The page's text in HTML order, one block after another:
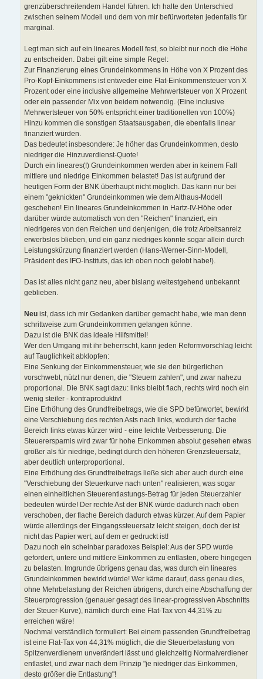
grenzüberschreitendem Handel führen. Ich halte den Unterschied
zwischen seinem Modell und dem von mir befürworteten jedenfalls für
marginal.
Legt man sich auf ein lineares Modell fest, so bleibt nur noch die Höhe
zu entscheiden. Dabei gilt eine simple Regel:
Zur Finanzierung eines Grundeinkommens in Höhe von X Prozent des
Pro-Kopf-Einkommens ist entweder eine Flat-Einkommensteuer von X
Prozent oder eine inclusive allgemeine Mehrwertsteuer von X Prozent
oder ein passender Mix von beidem notwendig. (Eine inclusive
Mehrwertsteuer von 50% entspricht einer traditionellen von 100%)
Hinzu kommen die sonstigen Staatsausgaben, die ebenfalls linear
finanziert würden.
Das bedeutet insbesondere: Je höher das Grundeinkommen, desto
niedriger die Hinzuverdienst-Quote!
Durch ein lineares(!) Grundeinkommen werden aber in keinem Fall
mittlere und niedrige Einkommen belastet! Das ist aufgrund der
heutigen Form der BNK überhaupt nicht möglich. Das kann nur bei
einem "geknickten" Grundeinkommen wie dem Althaus-Modell
geschehen! Ein lineares Grundeinkommen in Hartz-IV-Höhe oder
darüber würde automatisch von den "Reichen" finanziert, ein
niedrigeres von den Reichen und denjenigen, die trotz Arbeitsanreiz
erwerbslos blieben, und ein ganz niedriges könnte sogar allein durch
Leistungskürzung finanziert werden (Hans-Werner-Sinn-Modell,
Präsident des IFO-Instituts, das ich oben noch gelobt habe!).
Das ist alles nicht ganz neu, aber bislang weitestgehend unbekannt
geblieben.
Neu ist, dass ich mir Gedanken darüber gemacht habe, wie man denn
schrittweise zum Grundeinkommen gelangen könne.
Dazu ist die BNK das ideale Hilfsmittel!
Wer den Umgang mit ihr beherrscht, kann jeden Reformvorschlag leicht
auf Tauglichkeit abklopfen:
Eine Senkung der Einkommensteuer, wie sie den bürgerlichen
vorschwebt, nützt nur denen, die "Steuern zahlen", und zwar nahezu
proportional. Die BNK sagt dazu: links bleibt flach, rechts wird noch ein
wenig steiler - kontraproduktiv!
Eine Erhöhung des Grundfreibetrags, wie die SPD befürwortet, bewirkt
eine Verschiebung des rechten Asts nach links, wodurch der flache
Bereich links etwas kürzer wird - eine leichte Verbesserung. Die
Steuerersparnis wird zwar für hohe Einkommen absolut gesehen etwas
größer als für niedrige, bedingt durch den höheren Grenzsteuersatz,
aber deutlich unterproportional.
Eine Erhöhung des Grundfreibetrags ließe sich aber auch durch eine
"Verschiebung der Steuerkurve nach unten" realisieren, was sogar
einen einheitlichen Steuerentlastungs-Betrag für jeden Steuerzahler
bedeuten würde! Der rechte Ast der BNK würde dadurch nach oben
verschoben, der flache Bereich dadurch etwas kürzer. Auf dem Papier
würde allerdings der Eingangssteuersatz leicht steigen, doch der ist
nicht das Papier wert, auf dem er gedruckt ist!
Dazu noch ein scheinbar paradoxes Beispiel: Aus der SPD wurde
gefordert, untere und mittlere Einkommen zu entlasten, obere hingegen
zu belasten. Imgrunde übrigens genau das, was durch ein lineares
Grundeinkommen bewirkt würde! Wer käme darauf, dass genau dies,
ohne Mehrbelastung der Reichen übrigens, durch eine Abschaffung der
Steuerprogression (genauer gesagt des linear-progressiven Abschnitts
der Steuer-Kurve), nämlich durch eine Flat-Tax von 44,31% zu
erreichen wäre!
Nochmal verständlich formuliert: Bei einem passenden Grundfreibetrag
ist eine Flat-Tax von 44,31% möglich, die die Steuerbelastung von
Spitzenverdienern unverändert lässt und gleichzeitig Normalverdiener
entlastet, und zwar nach dem Prinzip "je niedriger das Einkommen,
desto größer die Entlastung"!